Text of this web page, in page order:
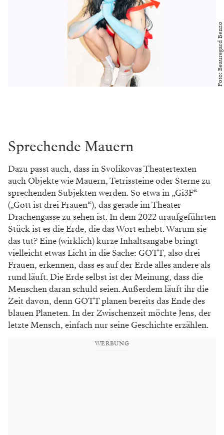
Foto: Beauregard Benzo
Sprechende Mauern
Dazu passt auch, dass in Svolikovas Theatertexten
auch Objekte wie Mauern, Tetrissteine oder Sterne zu
sprechenden Subjekten werden. So etwa in „Gi3F“
(„Gott ist drei Frauen“), das gerade im Theater
Drachengasse zu sehen ist. In dem 2022 uraufgeführten
Stück ist es die Erde, die das Wort erhebt. Warum sie
das tut? Eine (wirklich) kurze Inhaltsangabe bringt
vielleicht etwas Licht in die Sache: GOTT, also drei
Frauen, erkennen, dass es auf der Erde alles andere als
rund läuft. Die Erde selbst ist der Meinung, dass die
Menschen daran schuld seien. Außerdem läuft ihr die
Zeit davon, denn GOTT planen bereits das Ende des
blauen Planeten. In der Zwischenzeit möchte Jens, der
letzte Mensch, einfach nur seine Geschichte erzählen.
WERBUNG